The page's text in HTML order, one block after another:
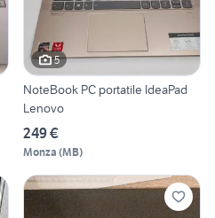
5
NoteBook PC portatile IdeaPad
Lenovo
249 €
Monza (MB)